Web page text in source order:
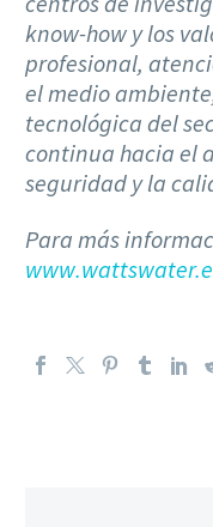
know-how y los
profesional,
el medio
tecnológica del
continua hacia el
seguridad y la
Para más